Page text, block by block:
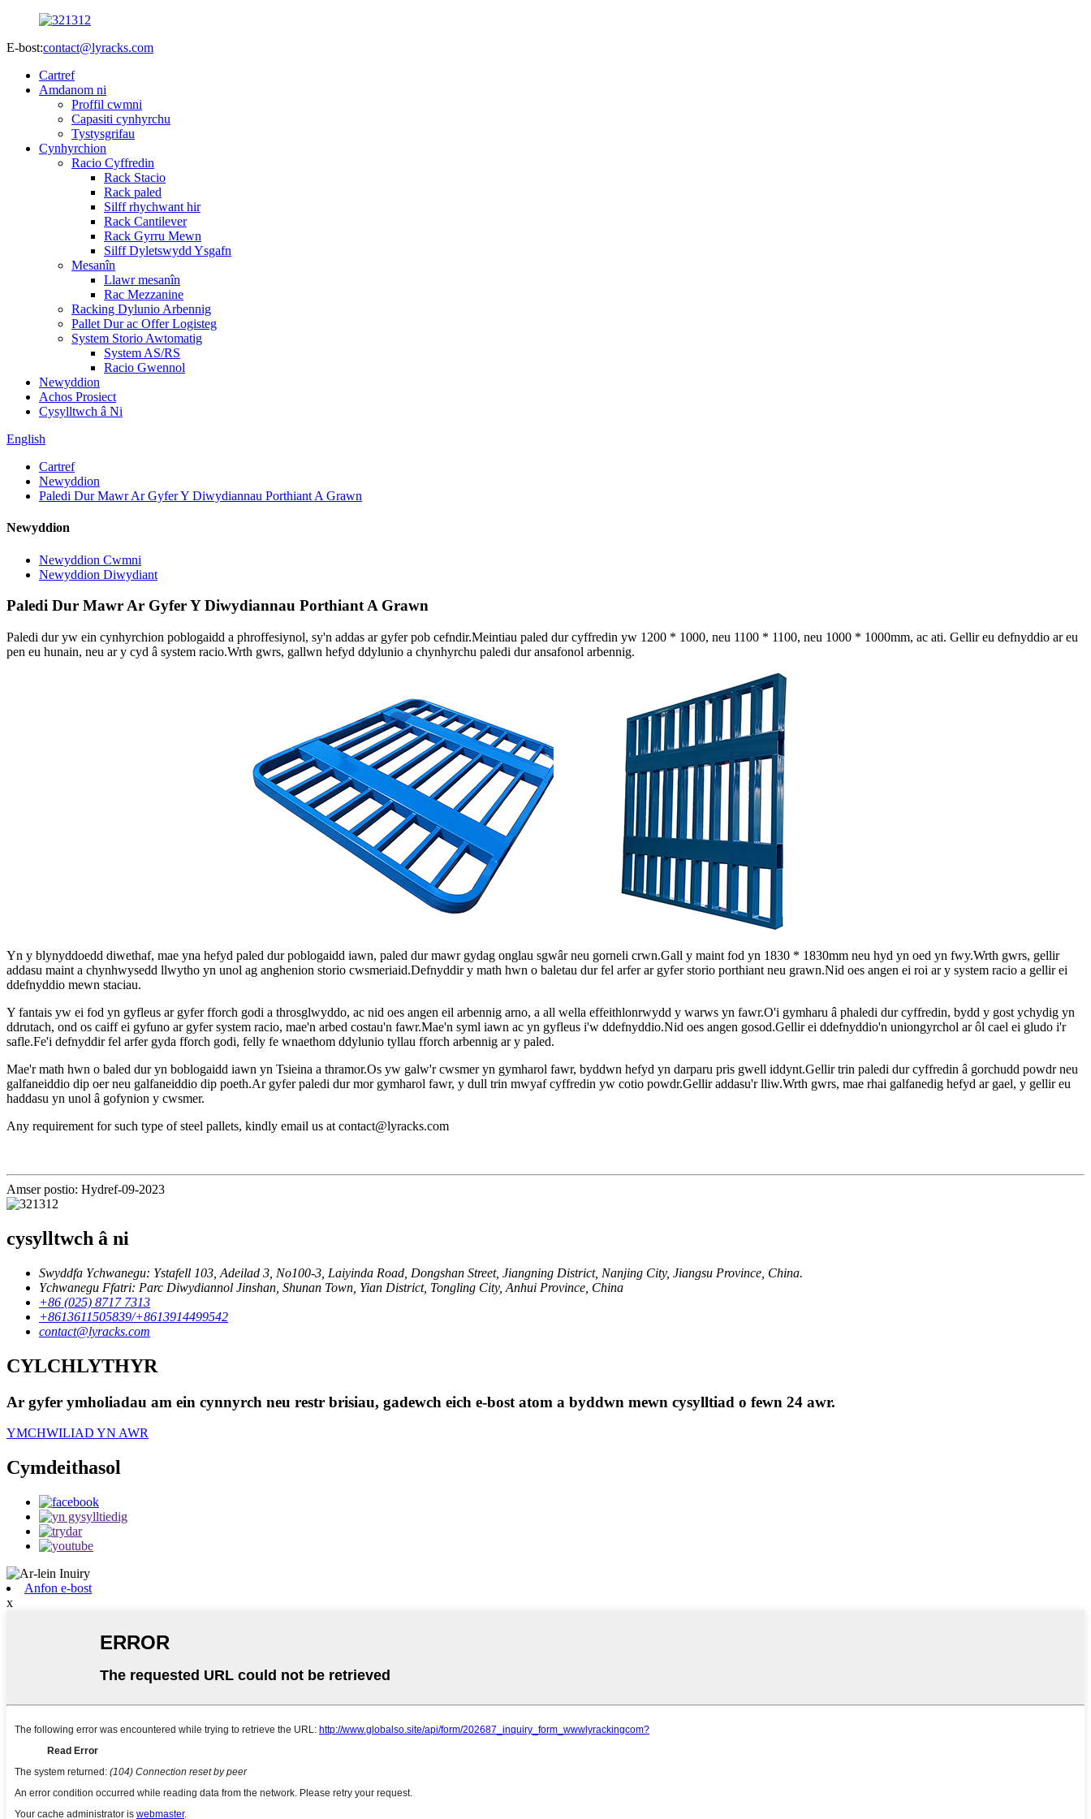
E-bost:contact@lyracks.com
Cartref
Amdanom ni
Proffil cwmni
Capasiti cynhyrchu
Tystysgrifau
Cynhyrchion
Racio Cyffredin
Rack Stacio
Rack paled
Silff rhychwant hir
Rack Cantilever
Rack Gyrru Mewn
Silff Dyletswydd Ysgafn
Mesanîn
Llawr mesanîn
Rac Mezzanine
Racking Dylunio Arbennig
Pallet Dur ac Offer Logisteg
System Storio Awtomatig
System AS/RS
Racio Gwennol
Newyddion
Achos Prosiect
Cysylltwch â Ni
English
Cartref
Newyddion
Paledi Dur Mawr Ar Gyfer Y Diwydiannau Porthiant A Grawn
Newyddion
Newyddion Cwmni
Newyddion Diwydiant
Paledi Dur Mawr Ar Gyfer Y Diwydiannau Porthiant A Grawn
Paledi dur yw ein cynhyrchion poblogaidd a phroffesiynol, sy'n addas ar gyfer pob cefndir.Meintiau paled dur cyffredin yw 1200 * 1000, neu 1100 * 1100, neu 1000 * 1000mm, ac ati. Gellir eu defnyddio ar eu
pen eu hunain, neu ar y cyd â system racio.Wrth gwrs, gallwn hefyd ddylunio a chynhyrchu paledi dur ansafonol arbennig.
Yn y blynyddoedd diwethaf, mae yna hefyd paled dur poblogaidd iawn, paled dur mawr gydag onglau sgwâr neu gorneli crwn.Gall y maint fod yn 1830 * 1830mm neu hyd yn oed yn fwy.Wrth gwrs, gellir
addasu maint a chynhwysedd llwytho yn unol ag anghenion storio cwsmeriaid.Defnyddir y math hwn o baletau dur fel arfer ar gyfer storio porthiant neu grawn.Nid oes angen ei roi ar y system racio a gellir ei
ddefnyddio mewn staciau.
Y fantais yw ei fod yn gyfleus ar gyfer fforch godi a throsglwyddo, ac nid oes angen eil arbennig arno, a all wella effeithlonrwydd y warws yn fawr.O'i gymharu â phaledi dur cyffredin, bydd y gost ychydig yn
ddrutach, ond os caiff ei gyfuno ar gyfer system racio, mae'n arbed costau'n fawr.Mae'n syml iawn ac yn gyfleus i'w ddefnyddio.Nid oes angen gosod.Gellir ei ddefnyddio'n uniongyrchol ar ôl cael ei gludo i'r
safle.Fe'i defnyddir fel arfer gyda fforch godi, felly fe wnaethom ddylunio tyllau fforch arbennig ar y paled.
Mae'r math hwn o baled dur yn boblogaidd iawn yn Tsieina a thramor.Os yw galw'r cwsmer yn gymharol fawr, byddwn hefyd yn darparu pris gwell iddynt.Gellir trin paledi dur cyffredin â gorchudd powdr neu
galfaneiddio dip oer neu galfaneiddio dip poeth.Ar gyfer paledi dur mor gymharol fawr, y dull trin mwyaf cyffredin yw cotio powdr.Gellir addasu'r lliw.Wrth gwrs, mae rhai galfanedig hefyd ar gael, y gellir eu
haddasu yn unol â gofynion y cwsmer.
Any requirement for such type of steel pallets, kindly email us at contact@lyracks.com
Amser postio: Hydref-09-2023
cysylltwch â ni
Swyddfa Ychwanegu: Ystafell 103, Adeilad 3, No100-3, Laiyinda Road, Dongshan Street, Jiangning District, Nanjing City, Jiangsu Province, China.
Ychwanegu Ffatri: Parc Diwydiannol Jinshan, Shunan Town, Yian District, Tongling City, Anhui Province, China
+86 (025) 8717 7313
+8613611505839/+8613914499542
contact@lyracks.com
CYLCHLYTHYR
Ar gyfer ymholiadau am ein cynnyrch neu restr brisiau, gadewch eich e-bost atom a byddwn mewn cysylltiad o fewn 24 awr.
YMCHWILIAD YN AWR
Cymdeithasol
Anfon e-bost
x